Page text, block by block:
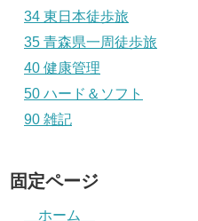
34 東日本徒歩旅
35 青森県一周徒歩旅
40 健康管理
50 ハード＆ソフト
90 雑記
固定ページ
ホーム